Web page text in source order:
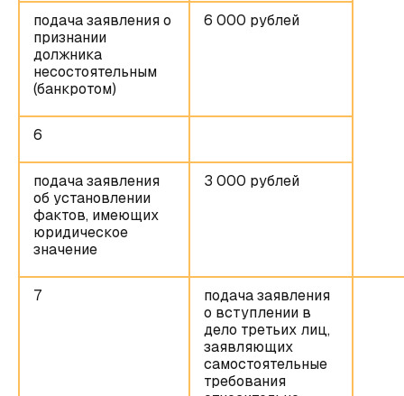
подача заявления о
признании
должника
несостоятельным
(банкротом)
6 000 рублей
6
подача заявления
об установлении
фактов, имеющих
юридическое
значение
3 000 рублей
7
подача заявления
о вступлении в
дело третьих лиц,
заявляющих
самостоятельные
требования